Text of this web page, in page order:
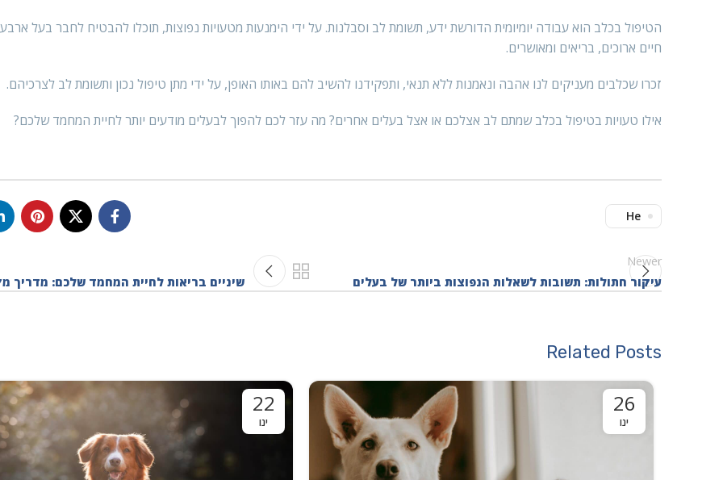
הטיפול בכלב הוא עבודה יומיומית הדורשת ידע, תשומת לב וסבלנות. על ידי הימנעות מטעויות נפוצות, תוכלו להבטיח לחבר בעל
חיים ארוכים, בריאים ומאושרים.
זכרו שכלבים מעניקים לנו אהבה ונאמנות ללא תנאי, ותפקידנו להשיב להם באותו האופן, על ידי מתן טיפול נכון ותשומת לב לצרכיהם.
אילו טעויות בטיפול בכלב שמתם לב אצלכם או אצל בעלים אחרים? מה עזר לכם להפוך לבעלים מודעים יותר לחיית המחמד שלכם?
He
Newer
עיקור חתולות: תשובות לשאלות הנפוצות ביותר של בעלים
שיניים בריאות לחיית המחמד שלכם: מדריך
Related Posts
26
ינו
22
ינו